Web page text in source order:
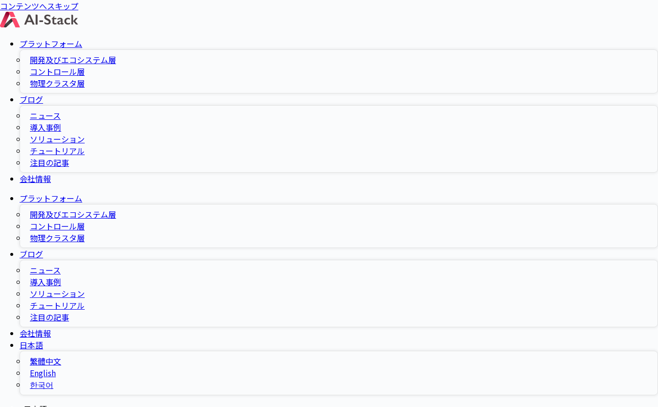
コンテンツへスキップ
プラットフォーム
開発及びエコシステム層
コントロール層
物理クラスタ層
ブログ
ニュース
導入事例
ソリューション
チュートリアル
注目の記事
会社情報
プラットフォーム
開発及びエコシステム層
コントロール層
物理クラスタ層
ブログ
ニュース
導入事例
ソリューション
チュートリアル
注目の記事
会社情報
日本語
繁體中文
English
한국어